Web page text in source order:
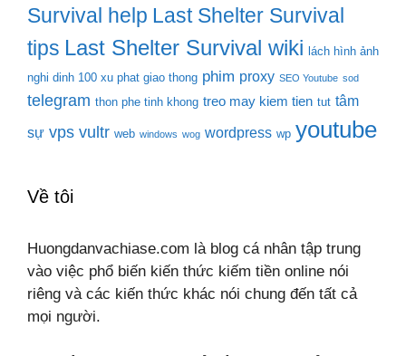
Survival help Last Shelter Survival
tips Last Shelter Survival wiki lách hình ảnh
nghi dinh 100 xu phat giao thong phim proxy SEO Youtube sod
telegram thon phe tinh khong treo may kiem tien tut tâm
sự vps vultr web windows wog wordpress wp youtube
Về tôi
Huongdanvachiase.com là blog cá nhân tập trung
vào việc phổ biến kiến thức kiếm tiền online nói
riêng và các kiến thức khác nói chung đến tất cả
mọi người.